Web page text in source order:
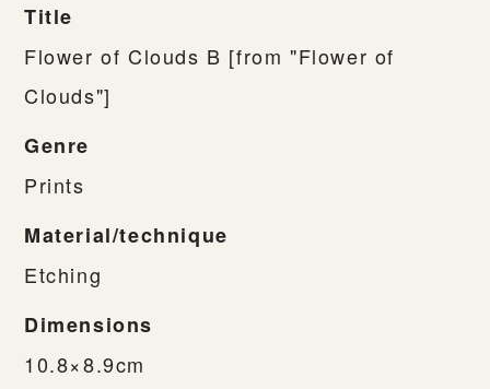
Title
Flower of Clouds B [from "Flower of
Clouds"]
Genre
Prints
Material/technique
Etching
Dimensions
10.8×8.9cm